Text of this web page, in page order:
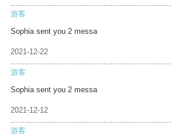
游客
Sophia sent you 2 messa
2021-12-22
游客
Sophia sent you 2 messa
2021-12-12
游客